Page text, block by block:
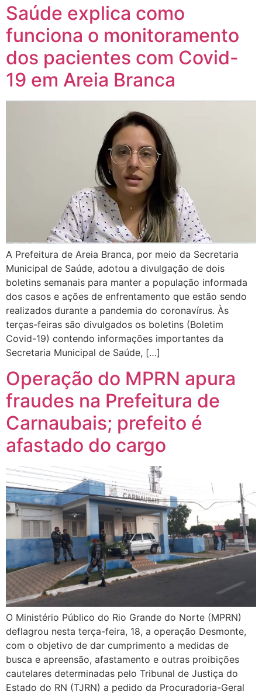
Saúde explica como
funciona o monitoramento
dos pacientes com Covid-
19 em Areia Branca
A Prefeitura de Areia Branca, por meio da Secretaria
Municipal de Saúde, adotou a divulgação de dois
boletins semanais para manter a população informada
dos casos e ações de enfrentamento que estão sendo
realizados durante a pandemia do coronavírus. Às
terças-feiras são divulgados os boletins (Boletim
Covid-19) contendo informações importantes da
Secretaria Municipal de Saúde, […]
Operação do MPRN apura
fraudes na Prefeitura de
Carnaubais; prefeito é
afastado do cargo
O Ministério Público do Rio Grande do Norte (MPRN)
deflagrou nesta terça-feira, 18, a operação Desmonte,
com o objetivo de dar cumprimento a medidas de
busca e apreensão, afastamento e outras proibições
cautelares determinadas pelo Tribunal de Justiça do
Estado do RN (TJRN) a pedido da Procuradoria-Geral